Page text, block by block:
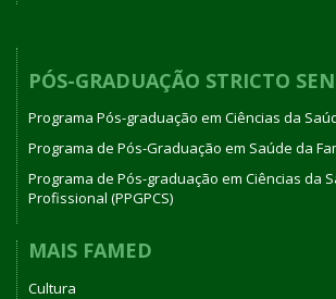
PÓS-GRADUAÇÃO STRICTO
Programa Pós-graduação em Ciências da
Programa de Pós-Graduação em Saúde da
Programa de Pós-graduação em Ciências da
Profissional (PPGPCS)
MAIS FAMED
Cultura